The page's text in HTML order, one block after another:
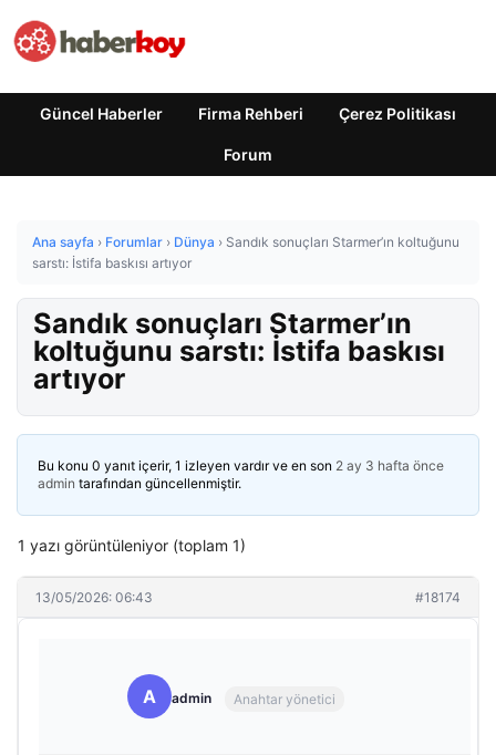
Güncel Haberler Firma Rehberi Çerez Politikası
Forum
Ana sayfa › Forumlar › Dünya › Sandık sonuçları Starmer’ın koltuğunu
sarstı: İstifa baskısı artıyor
Sandık sonuçları Starmer’ın
koltuğunu sarstı: İstifa baskısı
artıyor
Bu konu 0 yanıt içerir, 1 izleyen vardır ve en son 2 ay 3 hafta önce
admin tarafından güncellenmiştir.
1 yazı görüntüleniyor (toplam 1)
13/05/2026: 06:43 #18174
A admin Anahtar yönetici